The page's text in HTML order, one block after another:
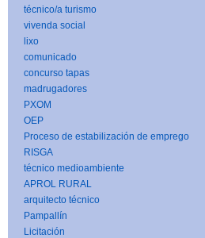
técnico/a turismo
vivenda social
lixo
comunicado
concurso tapas
madrugadores
PXOM
OEP
Proceso de estabilización de emprego
RISGA
técnico medioambiente
APROL RURAL
arquitecto técnico
Pampallín
Licitación